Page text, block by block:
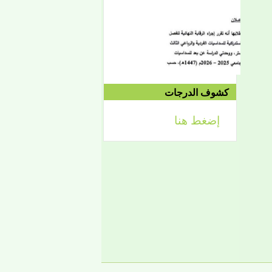
الدورة الاستدراكية الثانية:
الثلاثاء 09/08 وحتى
1442/09/12هـ
الموافق 04/20 حتى
2021/04/24م
إعلان
لائحة توجيه وزارة الشؤون
كشوف الدرجات
إضغط هنا